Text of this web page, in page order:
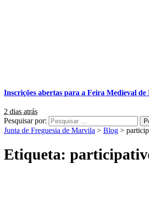
Inscrições abertas para a Feira Medieval
2 dias atrás
Pesquisar por:
Junta de Freguesia de Marvila > Blog >
Etiqueta: